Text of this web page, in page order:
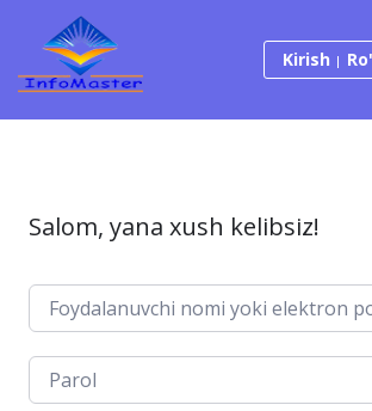
Tarkibga o‘tish
Kirish
Salom, yana xush kelibsiz!